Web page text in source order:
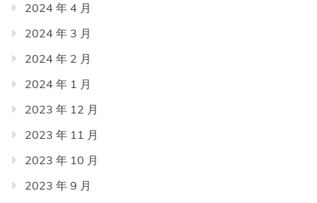
2024 年 4 月
2024 年 3 月
2024 年 2 月
2024 年 1 月
2023 年 12 月
2023 年 11 月
2023 年 10 月
2023 年 9 月